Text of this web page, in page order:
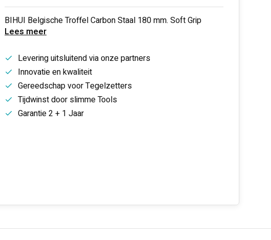
BIHUI Belgische Troffel Carbon Staal 180 mm. Soft Grip
Lees meer
Levering uitsluitend via onze partners
Innovatie en kwaliteit
Gereedschap voor Tegelzetters
Tijdwinst door slimme Tools
Garantie 2 + 1 Jaar